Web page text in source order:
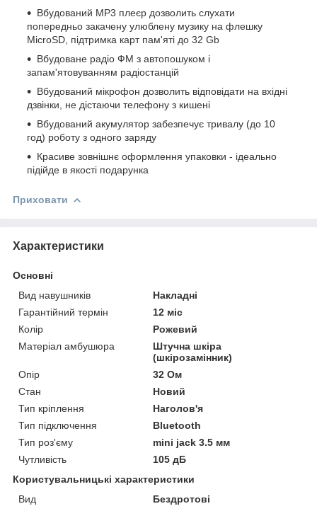
Вбудований MP3 плеєр дозволить слухати
попередньо закачену улюблену музику на флешку
MicroSD, підтримка карт пам'яті до 32 Gb
Вбудоване радіо ФМ з автопошуком і
запам'ятовуванням радіостанцій
Вбудований мікрофон дозволить відповідати на вхідні
дзвінки, не дістаючи телефону з кишені
Вбудований акумулятор забезпечує тривалу (до 10
год) роботу з одного заряду
Красиве зовнішнє оформлення упаковки - ідеально
підійде в якості подарунка
Приховати
Характеристики
Основні
Вид навушників
Накладні
Гарантійний термін
12 міс
Колір
Рожевий
Матеріал амбушюра
Штучна шкіра
(шкірозамінник)
Опір
32 Ом
Стан
Новий
Тип кріплення
Наголов'я
Тип підключення
Bluetooth
Тип роз'єму
mini jack 3.5 мм
Чутливість
105 дБ
Користувальницькі характеристики
Вид
Бездротові